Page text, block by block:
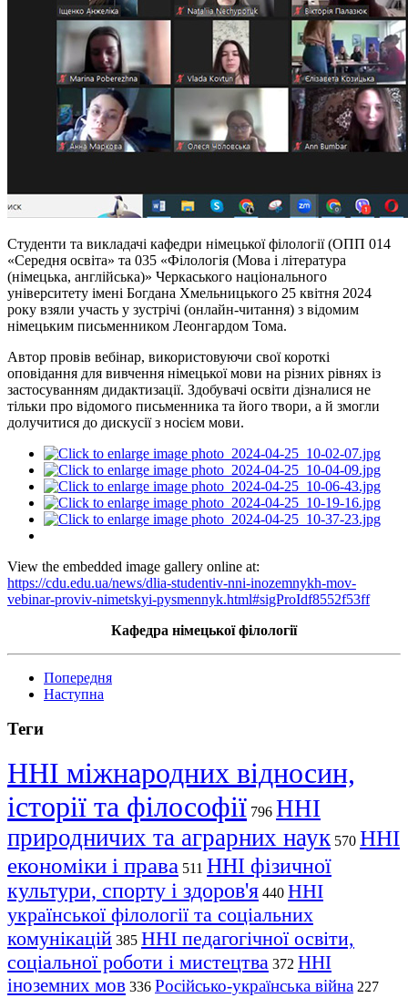
Студенти та викладачі кафедри німецької філології (ОПП 014
«Середня освіта» та 035 «Філологія (Мова і література
(німецька, англійська)» Черкаського національного
університету імені Богдана Хмельницького 25 квітня 2024
року взяли участь у зустрічі (онлайн-читання) з відомим
німецьким письменником Леонгардом Тома.
Автор провів вебінар, використовуючи свої короткі
оповідання для вивчення німецької мови на різних рівнях із
застосуванням дидактизації. Здобувачі освіти дізналися не
тільки про відомого письменника та його твори, а й змогли
долучитися до дискусії з носієм мови.
View the embedded image gallery online at:
https://cdu.edu.ua/news/dlia-studentiv-nni-inozemnykh-mov-
vebinar-proviv-nimetskyi-pysmennyk.html#sigProIdf8552f53ff
Кафедра німецької філології
Попередня
Наступна
Теги
ННІ міжнародних відносин,
історії та філософії 796 ННІ
природничих та аграрних наук 570 ННІ
економіки і права 511 ННІ фізичної
культури, спорту і здоров'я 440 ННІ
української філології та соціальних
комунікацій 385 ННІ педагогічної освіти,
соціальної роботи і мистецтва 372 ННІ
іноземних мов 336 Російсько-українська війна 227